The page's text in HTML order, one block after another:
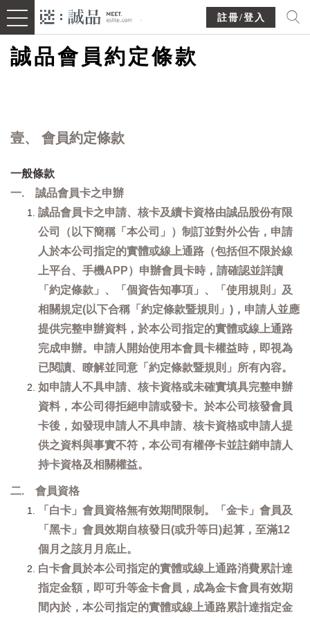
註冊/登入
誠品會員約定條款
壹、 會員約定條款
一般條款
一. 誠品會員卡之申辦
誠品會員卡之申請、核卡及續卡資格由誠品股份有限
公司（以下簡稱「本公司」）制訂並對外公告，申請
人於本公司指定的實體或線上通路（包括但不限於線
上平台、手機APP）申辦會員卡時，請確認並詳讀
「約定條款」、「個資告知事項」、「使用規則」及
相關規定(以下合稱「約定條款暨規則」)，申請人並應
提供完整申辦資料，於本公司指定的實體或線上通路
完成申辦。申請人開始使用本會員卡權益時，即視為
已閱讀、瞭解並同意「約定條款暨規則」所有內容。
如申請人不具申請、核卡資格或未確實填具完整申辦
資料，本公司得拒絕申請或發卡。於本公司核發會員
卡後，如發現申請人不具申請、核卡資格或申請人提
供之資料與事實不符，本公司有權停卡並註銷申請人
持卡資格及相關權益。
二. 會員資格
「白卡」會員資格無有效期間限制。「金卡」會員及
「黑卡」會員效期自核發日(或升等日)起算，至滿12
個月之該月月底止。
白卡會員於本公司指定的實體或線上通路消費累計達
指定金額，即可升等金卡會員，成為金卡會員有效期
間內於，本公司指定的實體或線上通路累計達指定金